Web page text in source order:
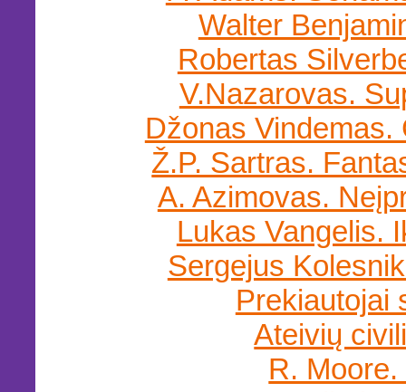
Walter
Robertas
V.Nazarovas.
Džonas Vindemas.
Ž.P. Sartras.
A. Azimovas.
Lukas Vangelis.
Sergejus
Prekiautojai
Ateivių
R.